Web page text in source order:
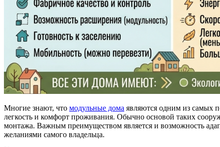
Многие знают, что модульные дома являются одним из самых
легкость и комфорт проживания. Обычно основой таких
монтажа. Важным преимуществом является и возможность
желаниями самого владельца.